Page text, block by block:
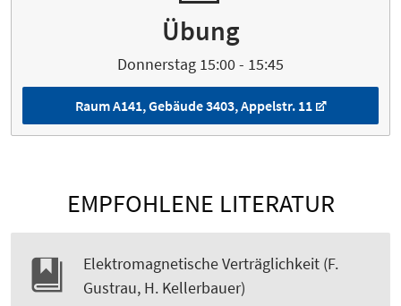
Übung
Donnerstag 15:00 - 15:45
Raum A141, Gebäude 3403, Appelstr. 11
EMPFOHLENE LITERATUR
Elektromagnetische Verträglichkeit (F.
Gustrau, H. Kellerbauer)